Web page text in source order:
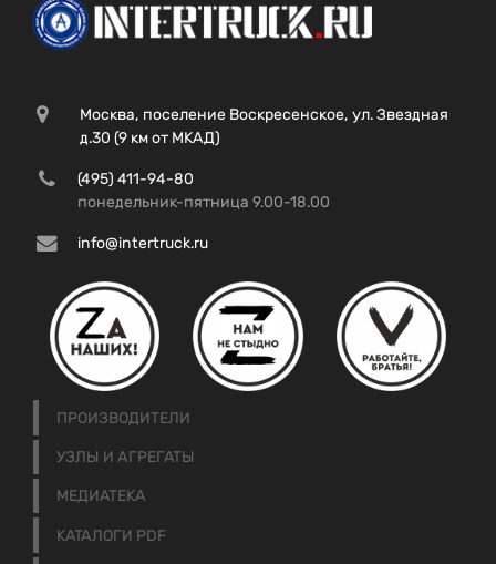
Москва, поселение Воскресенское, ул. Звездная
д.30 (9 км от МКАД)
(495) 411-94-80
понедельник-пятница 9.00-18.00
info@intertruck.ru
ПРОИЗВОДИТЕЛИ
УЗЛЫ И АГРЕГАТЫ
МЕДИАТЕКА
КАТАЛОГИ PDF